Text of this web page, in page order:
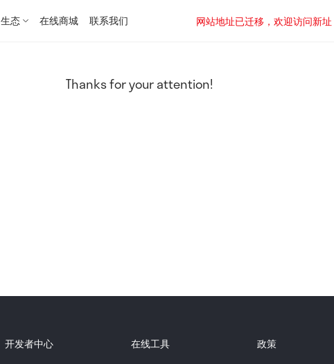
生态 在线商城 联系我们
网站地址已迁移，欢迎访问新
Thanks for your attention!
开发者中心
在线工具
政策